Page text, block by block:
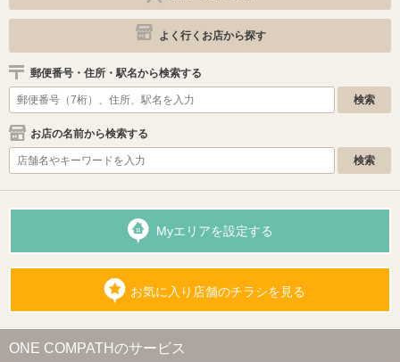
よく行くお店から探す
郵便番号・住所・駅名から検索する
お店の名前から検索する
Myエリアを設定する
お気に入り店舗のチラシを見る
ONE COMPATHのサービス